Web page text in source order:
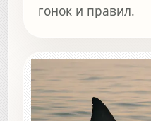
гонок и правил.